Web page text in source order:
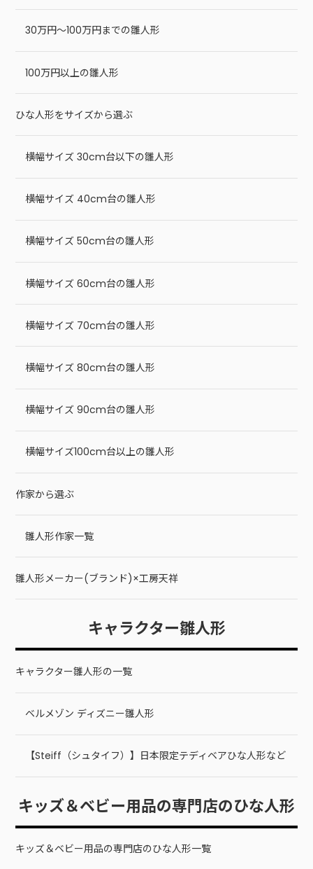
30万円～100万円までの雛人形
100万円以上の雛人形
ひな人形をサイズから選ぶ
横幅サイズ 30cm台以下の雛人形
横幅サイズ 40cm台の雛人形
横幅サイズ 50cm台の雛人形
横幅サイズ 60cm台の雛人形
横幅サイズ 70cm台の雛人形
横幅サイズ 80cm台の雛人形
横幅サイズ 90cm台の雛人形
横幅サイズ100cm台以上の雛人形
作家から選ぶ
雛人形作家一覧
雛人形メーカー(ブランド)×工房天祥
キャラクター雛人形
キャラクター雛人形の一覧
ベルメゾン ディズニー雛人形
【Steiff（シュタイフ）】日本限定テディベアひな人形など
キッズ＆ベビー用品の専門店のひな人形
キッズ＆ベビー用品の専門店のひな人形一覧